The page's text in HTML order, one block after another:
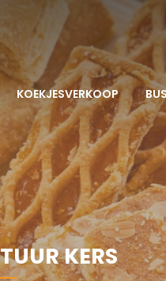
KOEKJESVERKOOP
KERS